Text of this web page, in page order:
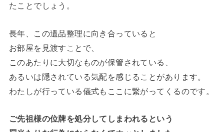
たことでしょう。
長年、この遺品整理に向き合っていると
お部屋を見渡すことで、
このあたりに大切なものが保管されている、
あるいは隠されている気配を感じることがあります。
わたしが行っている儀式もここに繋がってくるのです。
ご先祖様の位牌を処分してしまわれるという